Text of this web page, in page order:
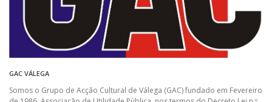
GAC VÁLEGA
Somos o Grupo de Acção Cultural de Válega (GAC) fundado em Fevereiro